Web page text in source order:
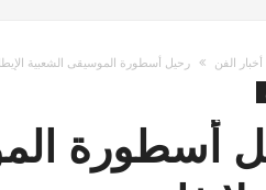
أخبار الفن رحيل أسطورة الموسيقى الشعبية
أسطورة